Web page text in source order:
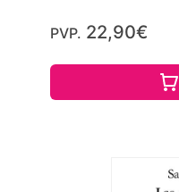
PVP. 22,90€